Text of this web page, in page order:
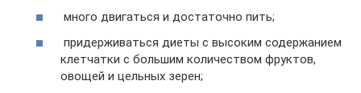
много двигаться и достаточно пить;
придерживаться диеты с высоким содержанием
клетчатки с большим количеством фруктов,
овощей и цельных зерен;